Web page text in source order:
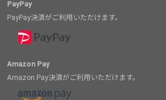
PayPay
PayPay決済がご利用いただけます。
Amazon Pay
Amazon Pay決済がご利用いただけます。